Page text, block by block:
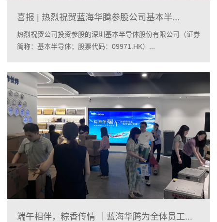
喜报 | 热烈祝贺蓝海华腾参股公司基本半...
热烈祝贺公司投资参股的深圳基本半导体股份有限公司（证券
简称：基本半导体；股票代码：09971.HK）...
端午相伴，粽香传情 ｜蓝海华腾为全体员工...